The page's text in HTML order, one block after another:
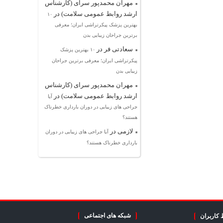
مهران محمدپور سرای (کارشناس
ارشد روابط عمومی سلامت) در
۱۰
بهترین پزشک پیکرتراشی ایران؛ معرفی
برترین جراحان زیبایی بدن
سعادتی فر در
۱۰ بهترین پزشک
پیکرتراشی ایران؛ معرفی برترین جراحان
زیبایی بدن
مهران محمدپور سرای (کارشناس
ارشد روابط عمومی سلامت) در
آیا
جراحی های زیبایی در دوران بارداری خطرناک
هستند؟
لازمی در
آیا جراحی های زیبایی در دوران
بارداری خطرناک هستند؟
کاربران شبکه های اجتماعی